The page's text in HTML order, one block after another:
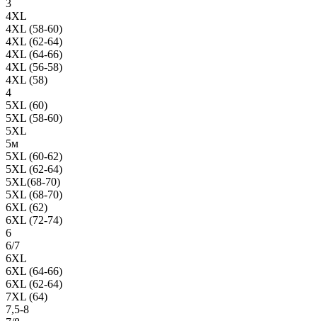
3
4XL
4XL (58-60)
4XL (62-64)
4XL (64-66)
4XL (56-58)
4XL (58)
4
5XL (60)
5XL (58-60)
5XL
5м
5XL (60-62)
5XL (62-64)
5XL(68-70)
5XL (68-70)
6XL (62)
6XL (72-74)
6
6/7
6XL
6XL (64-66)
6XL (62-64)
7XL (64)
7,5-8